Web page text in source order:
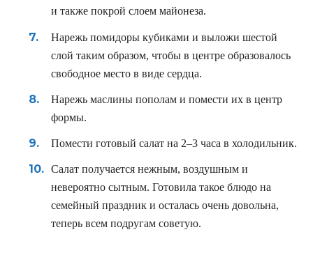
и также покрой слоем майонеза.
Нарежь помидоры кубиками и выложи шестой
слой таким образом, чтобы в центре образовалось
свободное место в виде сердца.
Нарежь маслины пополам и помести их в центр
формы.
Помести готовый салат на 2–3 часа в холодильник.
Салат получается нежным, воздушным и
невероятно сытным. Готовила такое блюдо на
семейный праздник и осталась очень довольна,
теперь всем подругам советую.